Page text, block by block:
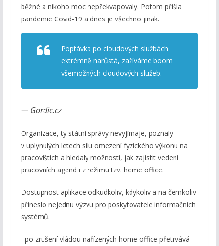
běžné a nikoho moc nepřekvapovaly. Potom přišla
pandemie Covid-19 a dnes je všechno jinak.
Poptávka po cloudových službách
extrémně narůstá, zažíváme boom
všemožných cloudových služeb.
— Gordic.cz
Organizace, ty státní správy nevyjímaje, poznaly
v uplynulých letech sílu omezení fyzického výkonu na
pracovištích a hledaly možnosti, jak zajistit vedení
pracovních agend i z režimu tzv. home office.
Dostupnost aplikace odkudkoliv, kdykoliv a na čemkoliv
přineslo nejednu výzvu pro poskytovatele informačních
systémů.
I po zrušení vládou nařízených home office přetrvává